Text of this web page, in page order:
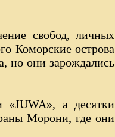
свобод, личных
Коморские острова
но они зарождались
«JUWA», а десятки
Морони, где они